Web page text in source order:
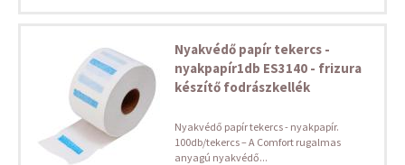
Nyakvédő papír tekercs -
nyakpapír1db ES3140 - frizura
készítő fodrászkellék
Nyakvédő papír tekercs - nyakpapír.
100db/tekercs – A Comfort rugalmas
anyagú nyakvédő...